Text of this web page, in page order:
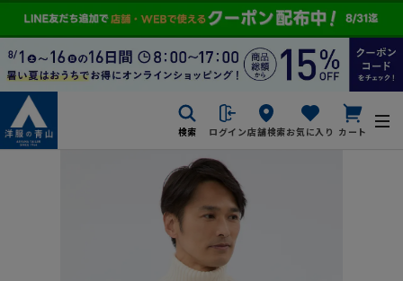
検索 ログイン店舗検索お気に入り カート